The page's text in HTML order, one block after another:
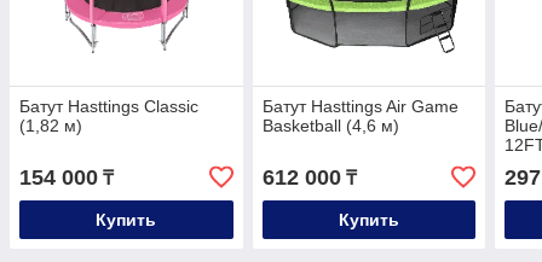
Батут Hasttings Classic
(1,82 м)
154 000 ₸
Купить
Батут Hasttings Air Game
Basketball (4,6 м)
612 000₸
Купить